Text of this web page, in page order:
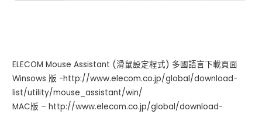
ELECOM Mouse Assistant (滑鼠設定程式) 多國語言下載頁面
Winsows 版 -http://www.elecom.co.jp/global/download-
list/utility/mouse_assistant/win/
MAC版 – http://www.elecom.co.jp/global/download-